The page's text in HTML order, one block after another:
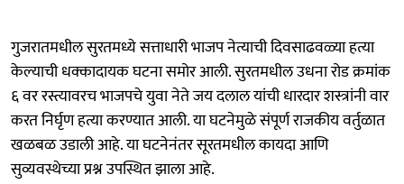
गुजरातमधील सुरतमध्ये सत्ताधारी भाजप नेत्याची दिवसाढवळ्या हत्या
केल्याची धक्कादायक घटना समोर आली. सुरतमधील उधना रोड क्रमांक
६ वर रस्त्यावरच भाजपचे युवा नेते जय दलाल यांची धारदार शस्त्रांनी वार
करत निर्घृण हत्या करण्यात आली. या घटनेमुळे संपूर्ण राजकीय वर्तुळात
खळबळ उडाली आहे. या घटनेनंतर सूरतमधील कायदा आणि
सुव्यवस्थेच्या प्रश्न उपस्थित झाला आहे.